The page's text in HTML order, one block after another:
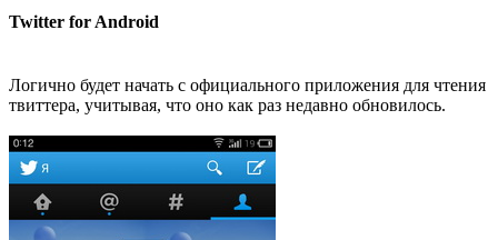
Twitter for Android
Логично будет начать с официального приложения для чтения
твиттера, учитывая, что оно как раз недавно обновилось.